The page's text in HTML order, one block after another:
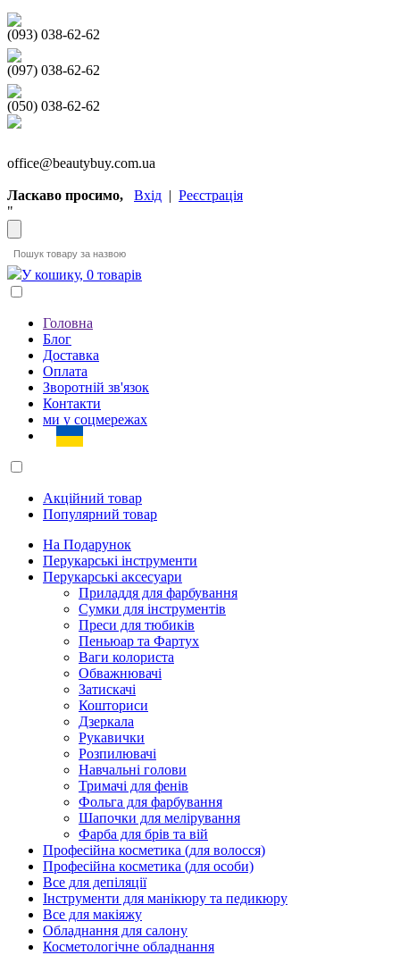
(093) 038-62-62
(097) 038-62-62
(050) 038-62-62
office@beautybuy.com.ua
Ласкаво просимо, Вхід | Реєстрація
"
У кошику, 0 товарів
Головна
Блог
Доставка
Оплата
Зворотній зв'язок
Контакти
ми у соцмережах
Акційний товар
Популярний товар
На Подарунок
Перукарські інструменти
Перукарські аксесуари
Приладдя для фарбування
Сумки для інструментів
Преси для тюбиків
Пеньюар та Фартух
Ваги колориста
Обважнювачі
Затискачі
Кошториси
Дзеркала
Рукавички
Розпилювачі
Навчальні голови
Тримачі для фенів
Фольга для фарбування
Шапочки для мелірування
Фарба для брів та вій
Професійна косметика (для волосся)
Професійна косметика (для особи)
Все для депіляції
Інструменти для манікюру та педикюру
Все для макіяжу
Обладнання для салону
Косметологічне обладнання